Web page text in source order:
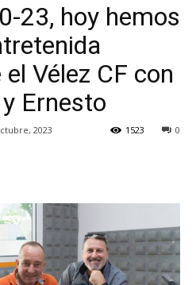
23, hoy hemos
Vélez CF con
Ernesto
2023 0
1523